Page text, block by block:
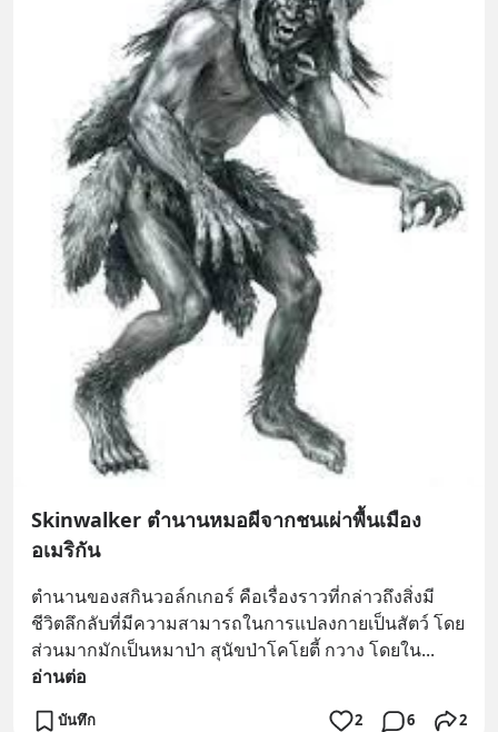
Skinwalker ตำนานหมอผีจากชนเผ่าพื้นเมือง
อเมริกัน
ตำนานของสกินวอล์กเกอร์ คือเรื่องราวที่กล่าวถึงสิ่งมี
ชีวิตลึกลับที่มีความสามารถในการแปลงกายเป็นสัตว์ โดย
ส่วนมากมักเป็นหมาป่า สุนัขป่าโคโยตี้ กวาง โดยใน
อ่านต่อ
บันทึก 2 6 2